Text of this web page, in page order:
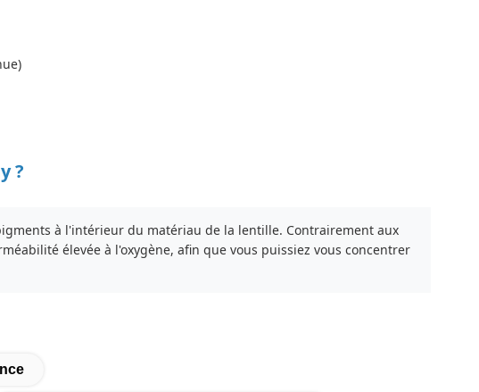
?
à l'intérieur du matériau de la lentille. Contrairement aux
élevée à l'oxygène, afin que vous puissiez vous concentrer